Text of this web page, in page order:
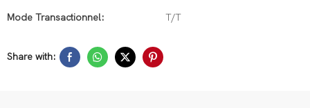
Mode Transactionnel: T/T
Share with: